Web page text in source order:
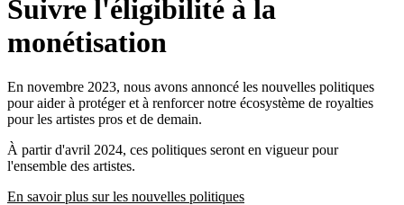
Suivre l'éligibilité à la
monétisation
En novembre 2023, nous avons annoncé les nouvelles politiques
pour aider à protéger et à renforcer notre écosystème de royalties
pour les artistes pros et de demain.
À partir d'avril 2024, ces politiques seront en vigueur pour
l'ensemble des artistes.
En savoir plus sur les nouvelles politiques